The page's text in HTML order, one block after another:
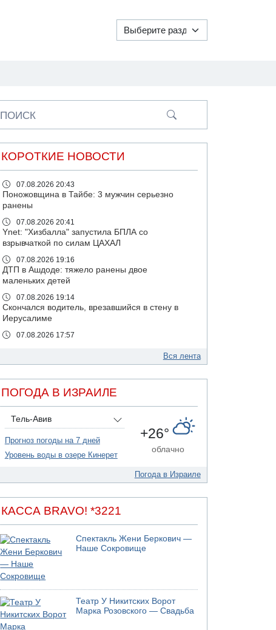
ПОИСК
КОРОТКИЕ НОВОСТИ
07.08.2026 20:43
Поножовщина в Тайбе: 3 мужчин серьезно
ранены
07.08.2026 20:41
Ynet: "Хизбалла" запустила БПЛА со
взрывчаткой по силам ЦАХАЛ
07.08.2026 19:16
ДТП в Ашдоде: тяжело ранены двое
маленьких детей
07.08.2026 19:14
Скончался водитель, врезавшийся в стену в
Иерусалиме
07.08.2026 17:57
подозреваемого в коррупционных
отношениях с Йоавом Элиаси
07.08.2026 17:51
БАГАЦ отказался заморозить лишение
налоговых льгот для уклонистов-харедим
07.08.2026 17:48
В Иерусалиме водитель врезался в забор и
07.08.2026 13:47
Ливанская армия сообщила о ранении
солдата
Моджтаба Хаменеи в плохом состоянии
07.08.2026 11:55
Министр обороны ушел с заседания кабинета
на свадьбу
07.08.2026 11:05
Саудовская Аравия опасается нападения
хуситов и иракских ополченцев
Вся лента
ПОГОДА В ИЗРАИЛЕ
Тель-Авив
Прогноз погоды на 7 дней
Уровень воды в озере Кинерет
+26°
облачно
Погода в Израиле
КАССА BRAVO! *3221
Спектакль Жени Беркович —
Наше Сокровище
Театр У Никитских Ворот
Марка Розовского — Свадьба